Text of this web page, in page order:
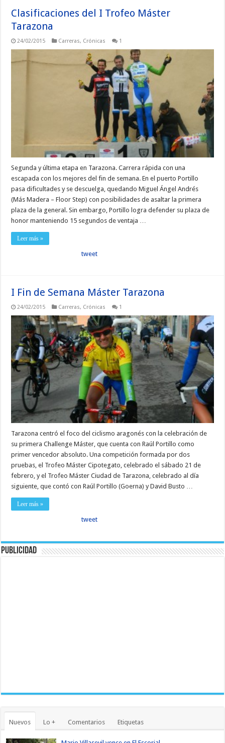
Clasificaciones del I Trofeo Máster
Tarazona
24/02/2015 Carreras, Crónicas 1
Segunda y última etapa en Tarazona. Carrera rápida con una
escapada con los mejores del fin de semana. En el puerto Portillo
pasa dificultades y se descuelga, quedando Miguel Ángel Andrés
(Más Madera – Floor Step) con posibilidades de asaltar la primera
plaza de la general. Sin embargo, Portillo logra defender su plaza de
honor manteniendo 15 segundos de ventaja …
Leer más »
tweet
I Fin de Semana Máster Tarazona
24/02/2015 Carreras, Crónicas 1
Tarazona centró el foco del ciclismo aragonés con la celebración de
su primera Challenge Máster, que cuenta con Raúl Portillo como
primer vencedor absoluto. Una competición formada por dos
pruebas, el Trofeo Máster Cipotegato, celebrado el sábado 21 de
febrero, y el Trofeo Máster Ciudad de Tarazona, celebrado al día
siguiente, que contó con Raúl Portillo (Goerna) y David Busto …
Leer más »
tweet
Publicidad
Nuevos Lo + Comentarios Etiquetas